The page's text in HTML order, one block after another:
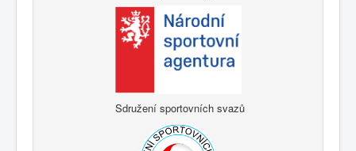
Sdružení sportovních svazů